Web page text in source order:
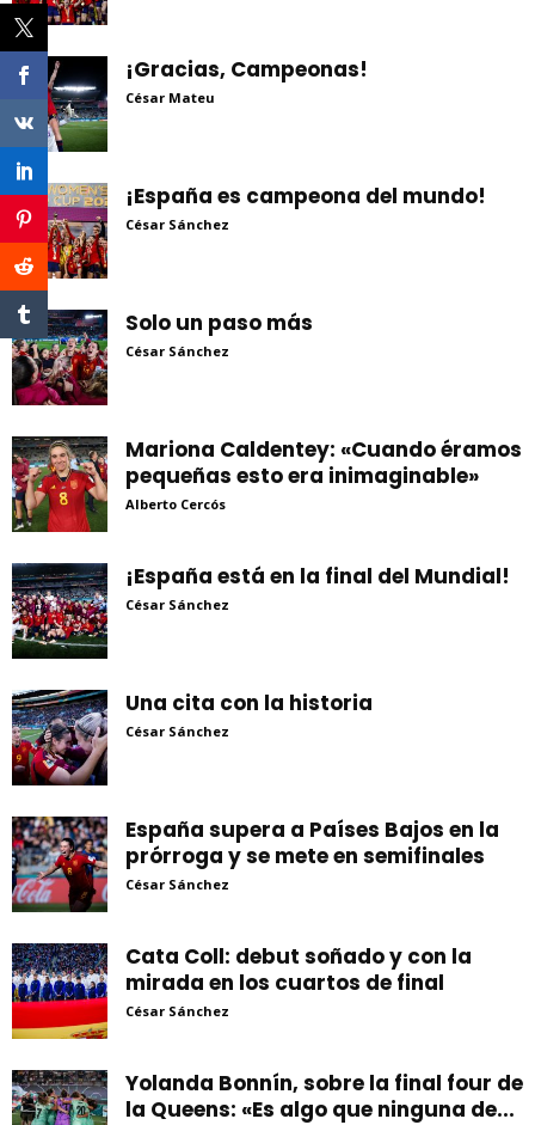
¡Gracias, Campeonas!
César Mateu
¡España es campeona del mundo!
César Sánchez
Solo un paso más
César Sánchez
Mariona Caldentey: «Cuando éramos
pequeñas esto era inimaginable»
Alberto Cercós
¡España está en la final del Mundial!
César Sánchez
Una cita con la historia
César Sánchez
España supera a Países Bajos en la
prórroga y se mete en semifinales
César Sánchez
Cata Coll: debut soñado y con la
mirada en los cuartos de final
César Sánchez
Yolanda Bonnín, sobre la final four de
la Queens: «Es algo que ninguna de...